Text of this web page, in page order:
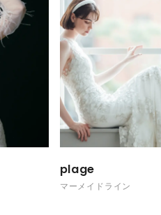
plage
マーメイドライン